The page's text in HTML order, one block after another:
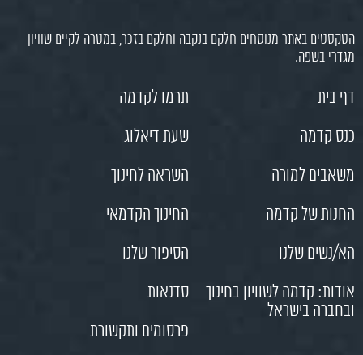
הטקסטים באתר מנוסחים חלקם בנקבה וחלקם בזכר, במטרה לקיים שוויון
מגדרי בשפה.
דף בית
תרמו לקדמה
כנס קדמה
שעת דיאלוג
משאבים למורה
השראה לחינוך
החנות של קדמה
החינוך הקדמאי
הא/נשים שלנו
הסיפור שלנו
אודות: קדמה לשוויון בחינוך
ובחברה בישראל
סדנאות
פרסומים ותקשורת